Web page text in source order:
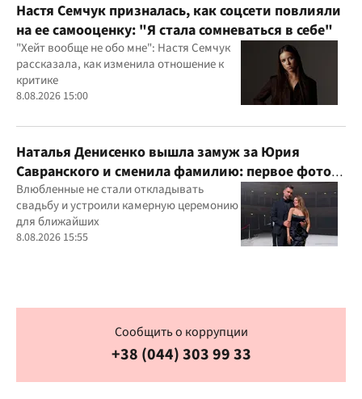
Настя Семчук призналась, как соцсети повлияли
на ее самооценку: "Я стала сомневаться в себе"
"Хейт вообще не обо мне": Настя Семчук
рассказала, как изменила отношение к
критике
8.08.2026 15:00
Наталья Денисенко вышла замуж за Юрия
Савранского и сменила фамилию: первое фото
молодоженов
Влюбленные не стали откладывать
свадьбу и устроили камерную церемонию
для ближайших
8.08.2026 15:55
Сообщить о коррупции
+38 (044) 303 99 33